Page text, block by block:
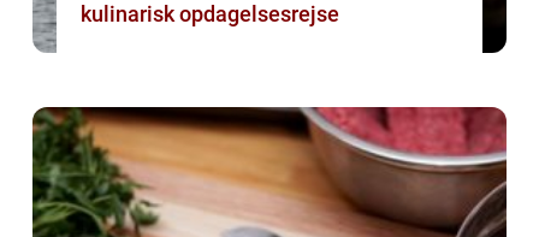
kulinarisk opdagelsesrejse